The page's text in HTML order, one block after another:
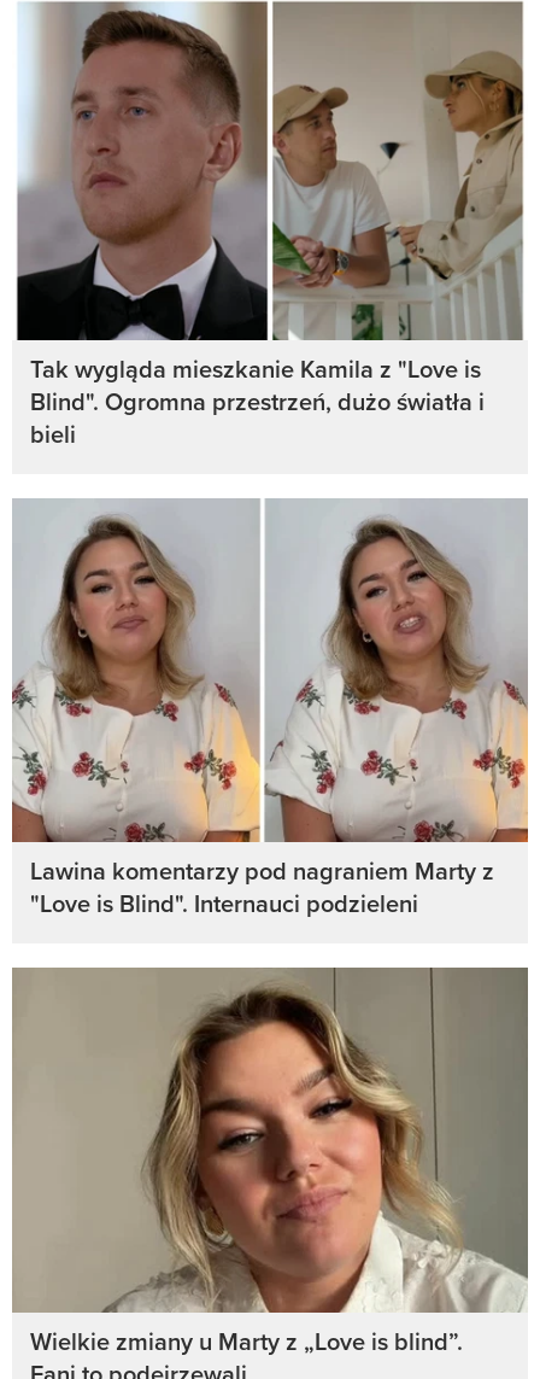
Tak wygląda mieszkanie Kamila z "Love is
Blind". Ogromna przestrzeń, dużo światła i
bieli
Lawina komentarzy pod nagraniem Marty z
"Love is Blind". Internauci podzieleni
Wielkie zmiany u Marty z „Love is blind”.